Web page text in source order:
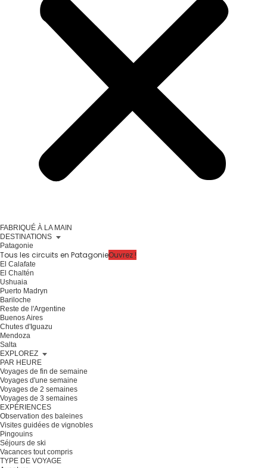
FABRIQUÉ À LA MAIN
DESTINATIONS
Patagonie
Tous les circuits en PatagonieOuvrez !
El Calafate
El Chaltén
Ushuaia
Puerto Madryn
Bariloche
Reste de l'Argentine
Buenos Aires
Chutes d'Iguazu
Mendoza
Salta
EXPLOREZ
PAR HEURE
Voyages de fin de semaine
Voyages d'une semaine
Voyages de 2 semaines
Voyages de 3 semaines
EXPÉRIENCES
Observation des baleines
Visites guidées de vignobles
Pingouins
Séjours de ski
Vacances tout compris
TYPE DE VOYAGE